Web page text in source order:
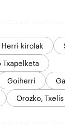
Herri kirolak
Goiherri
Orozko, Txelis